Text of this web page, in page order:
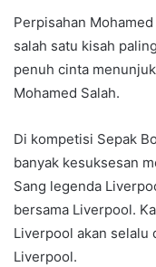
Perpisahan
salah satu kisah
penuh cinta
Mohamed Salah.
Di kompetisi Sepak
banyak kesuksesan
Sang legenda
bersama Liverpool.
Liverpool akan selalu
Liverpool.